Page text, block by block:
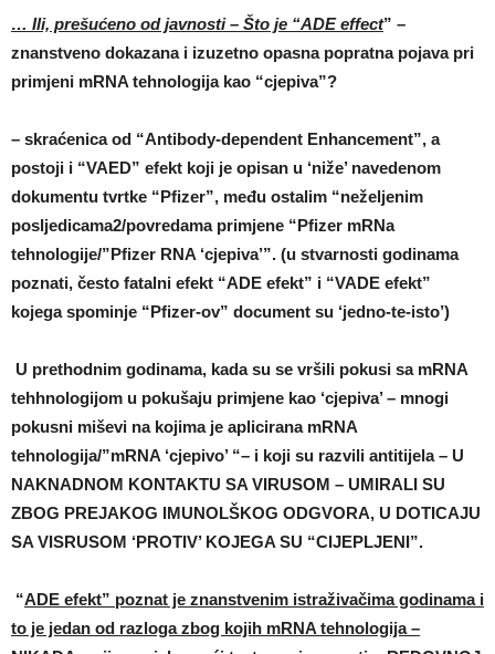
… Ili, prešućeno od javnosti – Što je “ADE effect” –
znanstveno dokazana i izuzetno opasna popratna pojava pri
primjeni mRNA tehnologija kao “cjepiva”?
– skraćenica od “Antibody-dependent Enhancement”, a
postoji i “VAED” efekt koji je opisan u ‘niže’ navedenom
dokumentu tvrtke “Pfizer”, među ostalim “neželjenim
posljedicama2/povredama primjene “Pfizer mRNa
tehnologije/”Pfizer RNA ‘cjepiva’”. (u stvarnosti godinama
poznati, često fatalni efekt “ADE efekt” i “VADE efekt”
kojega spominje “Pfizer-ov” document su ‘jedno-te-isto’)
U prethodnim godinama, kada su se vršili pokusi sa mRNA
tehhnologijom u pokušaju primjene kao ‘cjepiva’ – mnogi
pokusni miševi na kojima je aplicirana mRNA
tehnologija/”mRNA ‘cjepivo’ “– i koji su razvili antitijela – U
NAKNADNOM KONTAKTU SA VIRUSOM – UMIRALI SU
ZBOG PREJAKOG IMUNOLŠKOG ODGVORA, U DOTICAJU
SA VISRUSOM ‘PROTIV’ KOJEGA SU “CIJEPLJENI”.
“ADE efekt” poznat je znanstvenim istraživačima godinama i
to je jedan od razloga zbog kojih mRNA tehnologija –